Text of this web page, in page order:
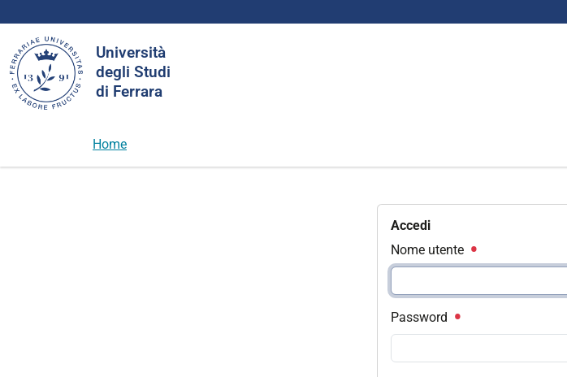
Università
degli Studi
di Ferrara
nel
sito
Home
Accedi
Nome utente
Password